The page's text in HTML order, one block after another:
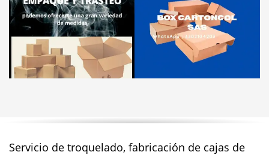
Servicio de troquelado, fabricación de cajas de